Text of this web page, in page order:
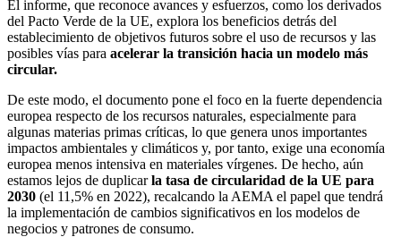
El informe, que reconoce avances y esfuerzos, como los derivados
del Pacto Verde de la UE, explora los beneficios detrás del
establecimiento de objetivos futuros sobre el uso de recursos y las
posibles vías para acelerar la transición hacia un modelo más
circular.
De este modo, el documento pone el foco en la fuerte dependencia
europea respecto de los recursos naturales, especialmente para
algunas materias primas críticas, lo que genera unos importantes
impactos ambientales y climáticos y, por tanto, exige una economía
europea menos intensiva en materiales vírgenes. De hecho, aún
estamos lejos de duplicarla tasa de circularidad de la UE para
2030 (el 11,5% en 2022), recalcando la AEMA el papel que tendrá
la implementación de cambios significativos en los modelos de
negocios y patrones de consumo.